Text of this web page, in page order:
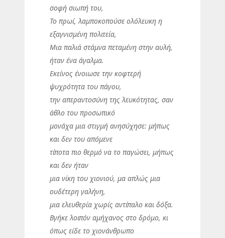
σοφή σιωπή του,
Το πρωί, λαμποκοπούσε ολόλευκη η
εξαγνισμένη πολιτεία,
Μια παλιά στάμνα πεταμένη στην αυλή,
ήταν ένα άγαλμα.
Εκείνος ένοιωσε την κοφτερή
ψυχρότητα του πάγου,
την απεραντοσύνη της λευκότητας, σαν
άθλο του προσωπικό
μονάχα μια στιγμή ανησύχησε: μήπως
και δεν του απόμενε
τίποτα πιο θερμό να το παγώσει, μήπως
και δεν ήταν
μια νίκη του χιονιού, μα απλώς μια
ουδέτερη γαλήνη,
μια ελευθερία χωρίς αντίπαλο και δόξα.
Βγήκε λοιπόν αμήχανος στο δρόμο, κι
όπως είδε το χιονάνθρωπο